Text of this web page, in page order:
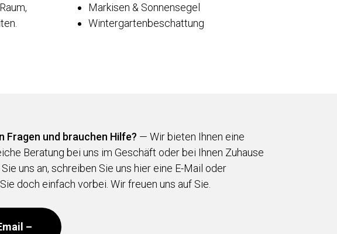
Markisen & Sonnensegel
Wintergartenbeschattung
Fragen und brauchen Hilfe? — Wir bieten Ihnen eine
Beratung bei uns im Geschäft oder bei Ihnen Zuhause
Sie uns an, schreiben Sie uns hier eine E-Mail oder
doch einfach vorbei. Wir freuen uns auf Sie.
–